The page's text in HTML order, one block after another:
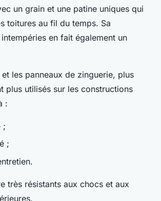
un grain et une patine uniques qui
toitures au fil du temps. Sa
en fait également un
les panneaux de zinguerie, plus
plus utilisés sur les constructions
:
;
;
très résistants aux chocs et aux